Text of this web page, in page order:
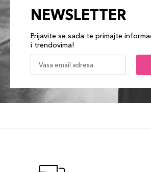
NEWSLETTER
Prijavite se sada te primajte
i trendovima!